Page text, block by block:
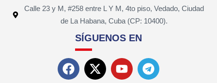
Calle 23 y M, #258 entre L Y M, 4to piso, Vedado, Ciudad
de La Habana, Cuba (CP: 10400).
SÍGUENOS EN